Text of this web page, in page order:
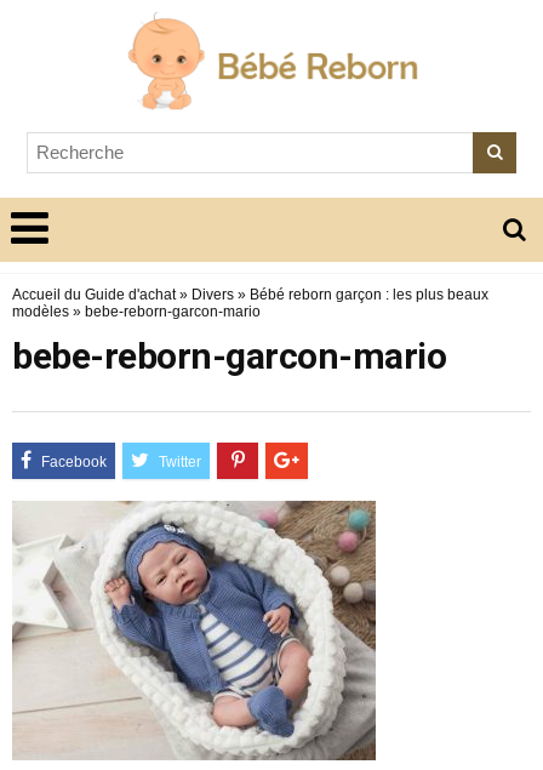
Accueil du Guide d'achat» Divers » Bébé reborn garçon : les plus beaux
modèles » bebe-reborn-garcon-mario
bebe-reborn-garcon-mario